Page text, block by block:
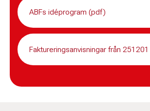
ABFs idéprogram (pdf)
Faktureringsanvisningar från 251201